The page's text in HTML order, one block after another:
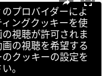
プロバイダーによ
ングクッキーを使
視聴が許可されま
の視聴を希望する
クッキーの設定を
。